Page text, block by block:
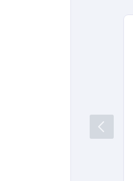
Previous